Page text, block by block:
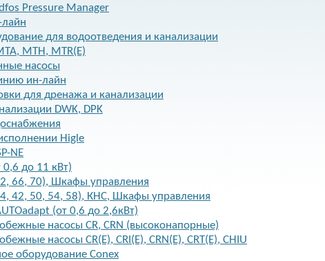
Pressure Manager
для водоотведения и канализации
MTH, MTR(E)
насосы
ин-лайн
для дренажа и канализации
DWK, DPK
Higle
NE
0,6 до 11 кВт)
66, 70), Шкафы управления
42, 50, 54, 58), КНС, Шкафы управления
(от 0,6 до 2,6кВт)
насосы CR, CRN (высоконапорные)
насосы CR(E), CRI(E), CRN(E), CRT(E), CHIU
оборудование Conex